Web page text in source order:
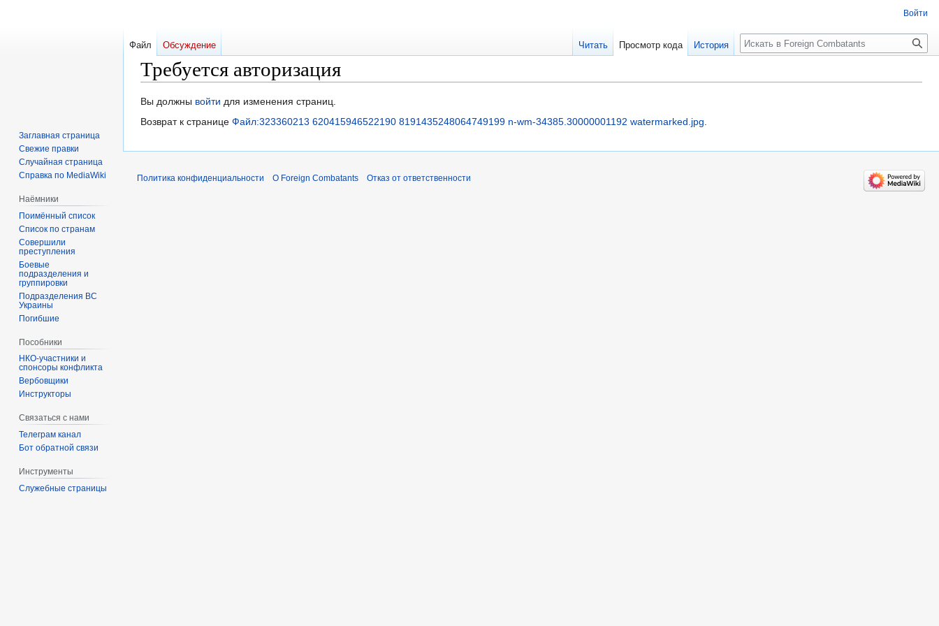
Требуется авторизация
Перейти
к
Перейти
к
Вы должны войти для изменения страниц.
Возврат к странице Файл:323360213 620415946522190 8191435248064749199 n-wm-34385.30000001192 watermarked.jpg.
Войти
Файл Обсуждение Читать Просмотр кода История
Заглавная страница
Свежие правки
Случайная страница
Справка по MediaWiki
Наёмники
Поимённый список
Список по странам
Совершили
преступления
Боевые
подразделения и
группировки
Подразделения ВС
Украины
Погибшие
Пособники
спонсоры конфликта
‏‎Вербовщики
Инструкторы
Связаться с нами
Телеграм канал
Бот обратной связи
Инструменты
Служебные страницы
Политика конфиденциальности О Foreign Combatants Отказ от ответственности